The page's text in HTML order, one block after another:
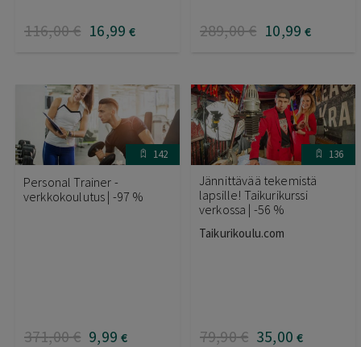
116,00€ 16,99 € 289,00€ 10,99 €
142
Personal Trainer -
verkkokoulutus | -97 %
371,00€ 9,99 €
136
Jännittävää tekemistä
lapsille! Taikurikurssi
verkossa | -56 %
Taikurikoulu.com
79,90€ 35,00 €